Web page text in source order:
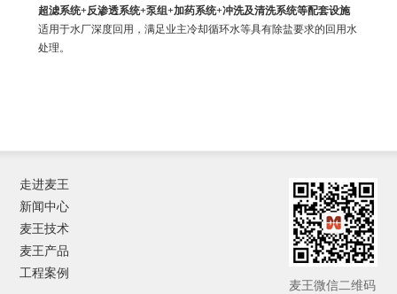
超滤系统+反渗透系统+泵组+加药系统+冲洗及清洗系统等配套设施
适用于水厂深度回用，满足业主冷却循环水等具有除盐要求的回用水
处理。
走进麦王
新闻中心
麦王技术
麦王产品
工程案例
麦王微信二维码